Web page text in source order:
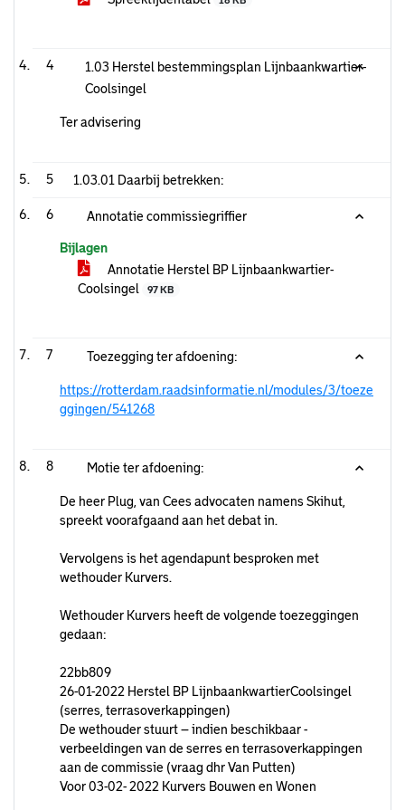
4
1.03 Herstel bestemmingsplan Lijnbaankwartier-
Coolsingel
Ter advisering
5 1.03.01 Daarbij betrekken:
6 Annotatie commissiegriffier
Bijlagen
Annotatie Herstel BP Lijnbaankwartier-
Coolsingel
97 KB
7 Toezegging ter afdoening:
https://rotterdam.raadsinformatie.nl/modules/3/toeze
ggingen/541268
8 Motie ter afdoening:
De heer Plug, van Cees advocaten namens Skihut,
spreekt voorafgaand aan het debat in.
Vervolgens is het agendapunt besproken met
wethouder Kurvers.
Wethouder Kurvers heeft de volgende toezeggingen
gedaan:
22bb809
26-01-2022 Herstel BP LijnbaankwartierCoolsingel
(serres, terrasoverkappingen)
De wethouder stuurt – indien beschikbaar -
verbeeldingen van de serres en terrasoverkappingen
aan de commissie (vraag dhr Van Putten)
Voor 03-02- 2022 Kurvers Bouwen en Wonen